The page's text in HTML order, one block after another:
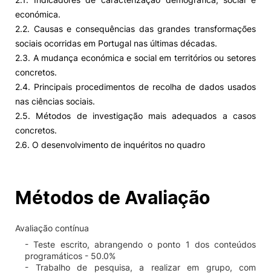
económica.
2.2. Causas e consequências das grandes transformações
sociais ocorridas em Portugal nas últimas décadas.
2.3. A mudança económica e social em territórios ou setores
concretos.
2.4. Principais procedimentos de recolha de dados usados
nas ciências sociais.
2.5. Métodos de investigação mais adequados a casos
concretos.
2.6. O desenvolvimento de inquéritos no quadro
Métodos de Avaliação
Avaliação contínua
- Teste escrito, abrangendo o ponto 1 dos conteúdos
programáticos - 50.0%
- Trabalho de pesquisa, a realizar em grupo, com